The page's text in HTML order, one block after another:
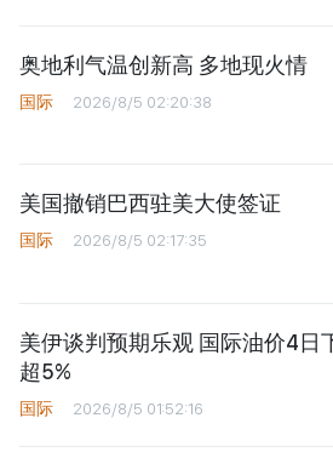
奥地利气温创新高 多地现火情
国际 2026/8/5 02:20:38
美国撤销巴西驻美大使签证
国际 2026/8/5 02:17:35
美伊谈判预期乐观 国际油价4日
超5%
国际 2026/8/5 01:52:16